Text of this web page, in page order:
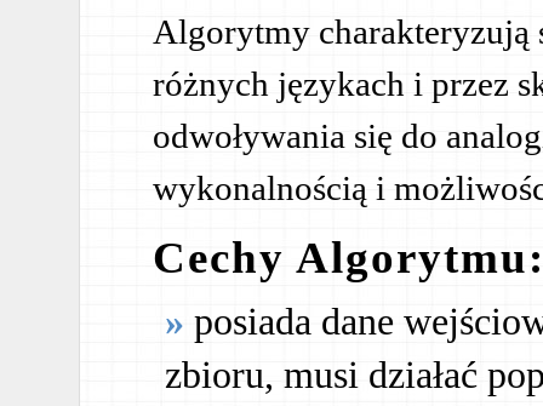
Algorytmy charakteryzują
różnych językach i przez
odwoływania się do
wykonalnością i
Cechy
posiada dane
zbioru, musi działać